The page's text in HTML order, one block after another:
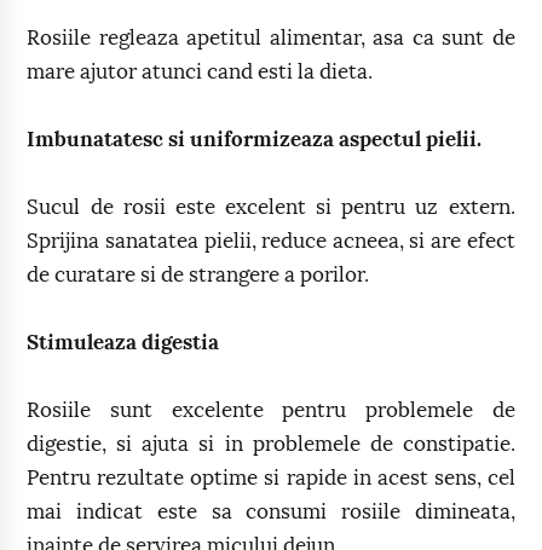
Rosiile regleaza apetitul alimentar, asa ca sunt de
mare ajutor atunci cand esti la dieta.
Imbunatatesc si uniformizeaza aspectul pielii.
Sucul de rosii este excelent si pentru uz extern.
Sprijina sanatatea pielii, reduce acneea, si are efect
de curatare si de strangere a porilor.
Stimuleaza digestia
Rosiile sunt excelente pentru problemele de
digestie, si ajuta si in problemele de constipatie.
Pentru rezultate optime si rapide in acest sens, cel
mai indicat este sa consumi rosiile dimineata,
inainte de servirea micului dejun.